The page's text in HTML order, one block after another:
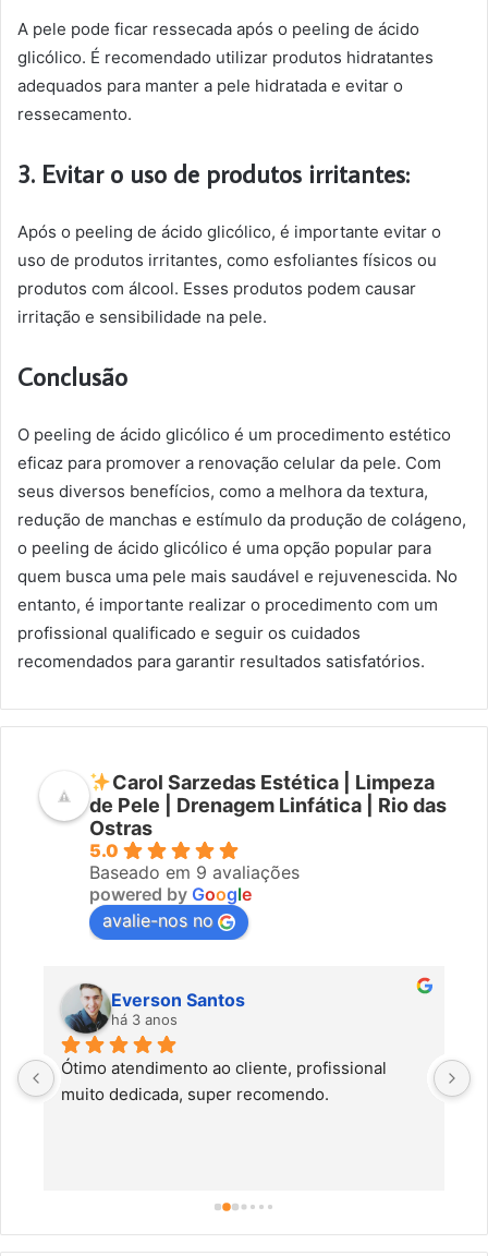
A pele pode ficar ressecada após o peeling de ácido
glicólico. É recomendado utilizar produtos hidratantes
adequados para manter a pele hidratada e evitar o
ressecamento.
3. Evitar o uso de produtos irritantes:
Após o peeling de ácido glicólico, é importante evitar o
uso de produtos irritantes, como esfoliantes físicos ou
produtos com álcool. Esses produtos podem causar
irritação e sensibilidade na pele.
Conclusão
O peeling de ácido glicólico é um procedimento estético
eficaz para promover a renovação celular da pele. Com
seus diversos benefícios, como a melhora da textura,
redução de manchas e estímulo da produção de colágeno,
o peeling de ácido glicólico é uma opção popular para
quem busca uma pele mais saudável e rejuvenescida. No
entanto, é importante realizar o procedimento com um
profissional qualificado e seguir os cuidados
recomendados para garantir resultados satisfatórios.
Carol Sarzedas Estética | Limpeza
de Pele | Drenagem Linfática | Rio das
Ostras
5.0
Baseado em 9 avaliações
powered by Google
avalie-nos no
Everson Santos
há 3 anos
Ótimo atendimento ao cliente, profissional
muito dedicada, super recomendo.